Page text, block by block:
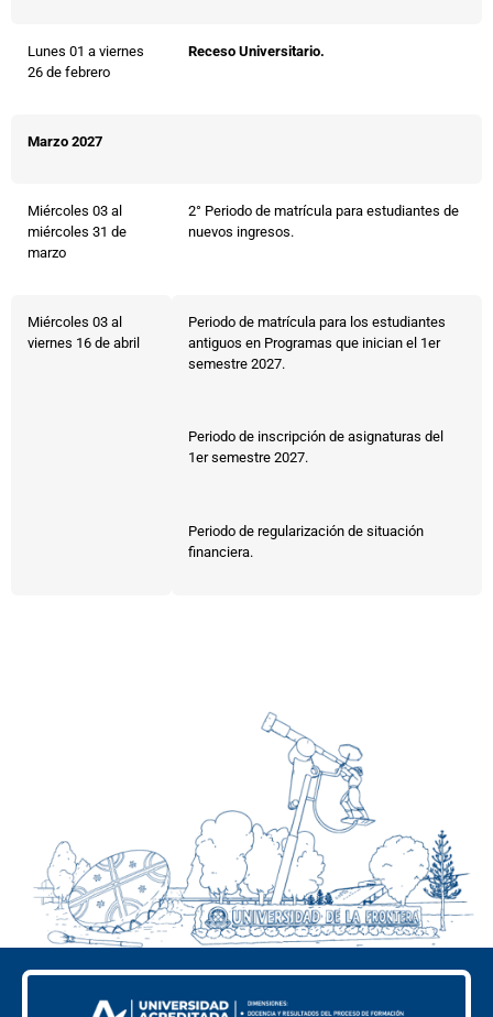
Lunes 01 a viernes
26 de febrero
Receso Universitario.
Marzo 2027
Miércoles 03 al
miércoles 31 de
marzo
2° Periodo de matrícula para estudiantes de
nuevos ingresos.
Miércoles 03 al
viernes 16 de abril
Periodo de matrícula para los estudiantes
antiguos en Programas que inician el 1er
semestre 2027.
Periodo de inscripción de asignaturas del
1er semestre 2027.
Periodo de regularización de situación
financiera.